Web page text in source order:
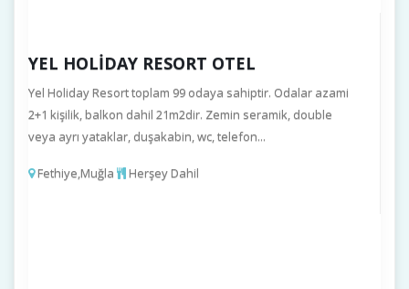
YEL HOLIDAY RESORT OTEL
Yel Holiday Resort toplam 99 odaya sahiptir. Odalar azami
2+1 kişilik, balkon dahil 21m2dir. Zemin seramik, double
veya ayrı yataklar, duşakabin, wc, telefon...
Fethiye,Muğla Herşey Dahil